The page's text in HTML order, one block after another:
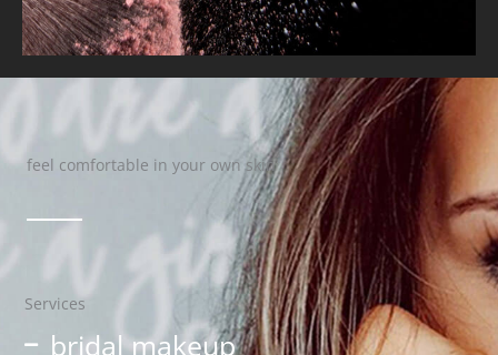
feel comfortable in your own skin
Services
bridal makeup